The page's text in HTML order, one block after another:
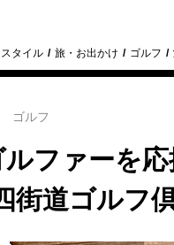
タイル 旅・お出かけ ゴルフ
ゴルフ
ファーを応
街道ゴルフ